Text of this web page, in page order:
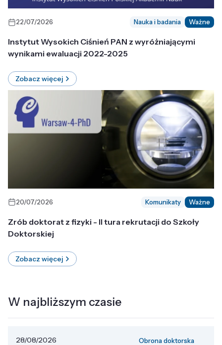
22/07/2026 Nauka i badania Ważne
Instytut Wysokich Ciśnień PAN z wyróżniającymi
wynikami ewaluacji 2022-2025
Zobacz więcej
20/07/2026 Komunikaty Ważne
Zrób doktorat z fizyki - II tura rekrutacji do Szkoły
Doktorskiej
Zobacz więcej
W najbliższym czasie
28/08/2026 Obrona doktorska